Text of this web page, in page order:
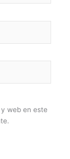
web en este